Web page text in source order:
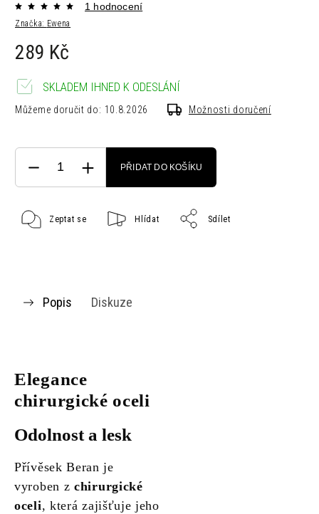
Značka: Ewena
1 hodnocení
289 Kč
SKLADEM IHNED K ODESLÁNÍ
Můžeme doručit do: 10.8.2026 Možnosti doručení
PŘIDAT DO KOŠÍKU
Zeptat se Hlídat Sdílet
Popis Diskuze
Elegance
chirurgické oceli
Odolnost a lesk
Přívěsek Beran je
vyroben z chirurgické
oceli, která zajišťuje jeho